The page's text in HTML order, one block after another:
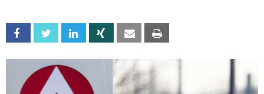
Facebook Twitter Linkedin Xing Email